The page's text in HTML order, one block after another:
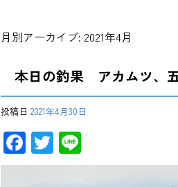
月別アーカイブ: 2021年4月
本日の釣果 アカムツ、
投稿日 2021年4月30日
F
ac
T
wi ne